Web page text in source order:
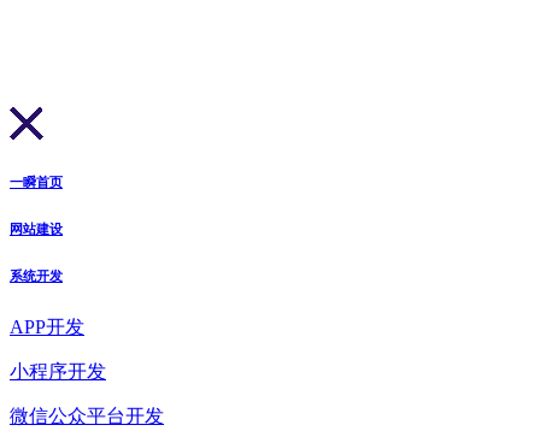
一瞬首页
网站建设
系统开发
APP开发
小程序开发
微信公众平台开发